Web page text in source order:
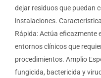
dejar residuos que puedan
instalaciones.
Rápida: Actúa eficazmente
entornos clínicos que
procedimientos. Amplio
fungicida, bactericida y